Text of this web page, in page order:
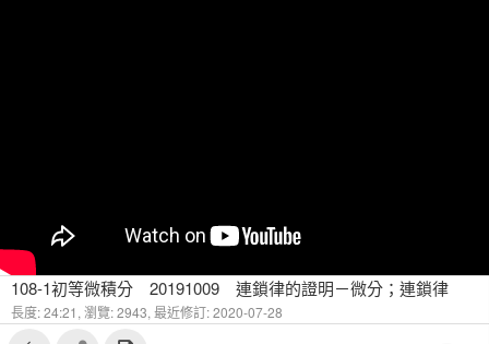
108-1初等微積分 20191009 連鎖律的證明－微分；連鎖律
長度: 24:21, 瀏覽: 2943, 最近修訂: 2020-07-28